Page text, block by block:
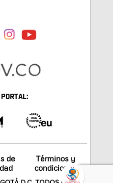
de
Términos y
condiciones